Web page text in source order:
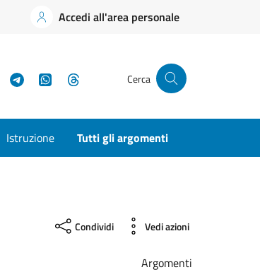
Accedi all'area personale
LinkedInTelegramWhatsApp Cerca
Istruzione Tutti gli argomenti
Condividi Vedi azioni
Argomenti